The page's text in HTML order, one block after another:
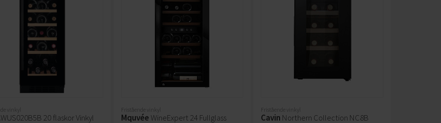
vinkyl
20 flaskor Vinkyl
Fristående vinkyl
Mquvée WineExpert 24 Fullglass
Fristående vinkyl
Cavin Northern Collection NC8B